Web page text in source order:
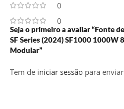
0
0
Seja o primeiro a avaliar “Fonte
SF Series (2024) SF1000 1000W
Modular”
Tem de iniciar sessão para